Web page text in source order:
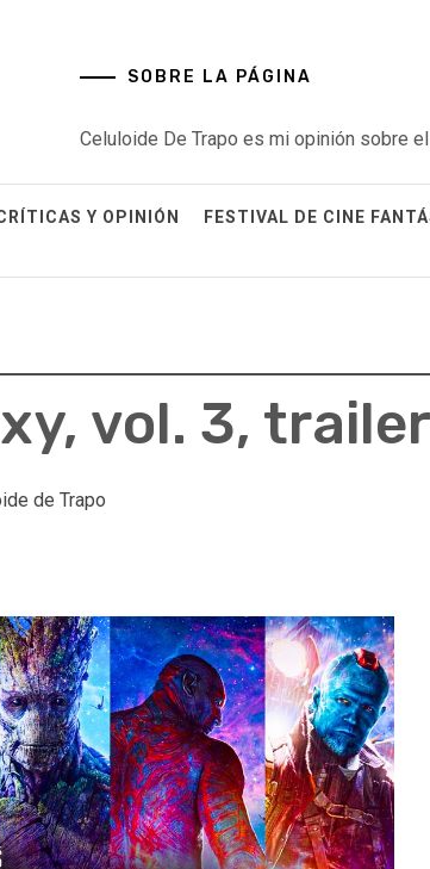
SOBRE LA PÁGINA
Celuloide De Trapo es mi opinión sobre
Y OPINIÓN FESTIVAL DE CINE
vol. 3,
de Trapo